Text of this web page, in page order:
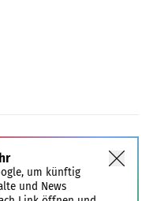
um künftig
und News